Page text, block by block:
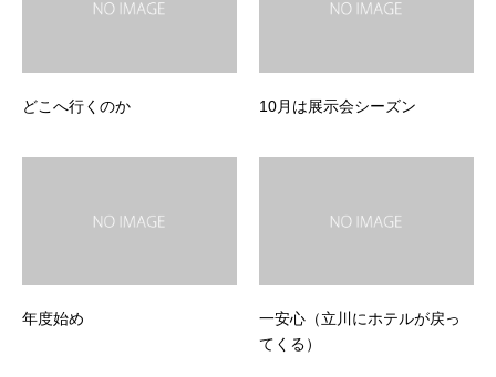
どこへ行くのか 10月は展示会シーズン
年度始め
一安心（立川にホテルが戻っ
てくる）